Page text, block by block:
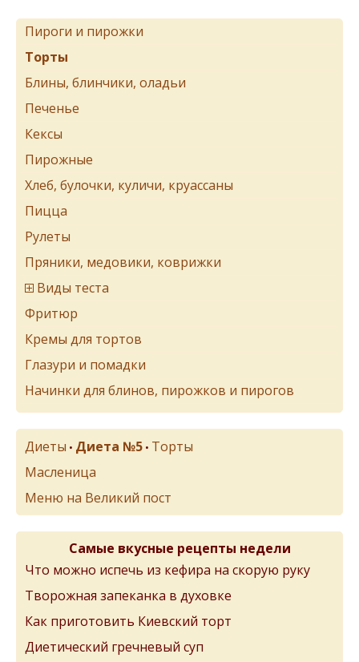
Пироги и пирожки
Торты
Блины, блинчики, оладьи
Печенье
Кексы
Пирожные
Хлеб, булочки, куличи, круассаны
Пицца
Рулеты
Пряники, медовики, коврижки
Виды теста
Фритюр
Кремы для тортов
Глазури и помадки
Начинки для блинов, пирожков и пирогов
Диеты • Диета №5 • Торты
Масленица
Меню на Великий пост
Самые вкусные рецепты недели
Что можно испечь из кефира на скорую руку
Творожная запеканка в духовке
Как приготовить Киевский торт
Диетический гречневый суп